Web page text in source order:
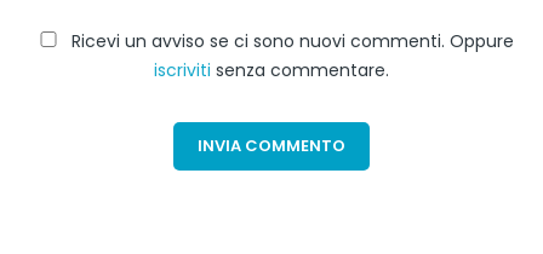
Ricevi un avviso se ci sono nuovi commenti. Oppure
iscriviti senza commentare.